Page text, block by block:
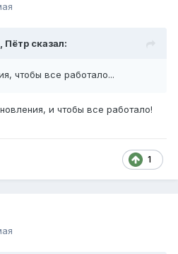
Пётр сказал:
чтобы все работало...
и чтобы все работало!
1